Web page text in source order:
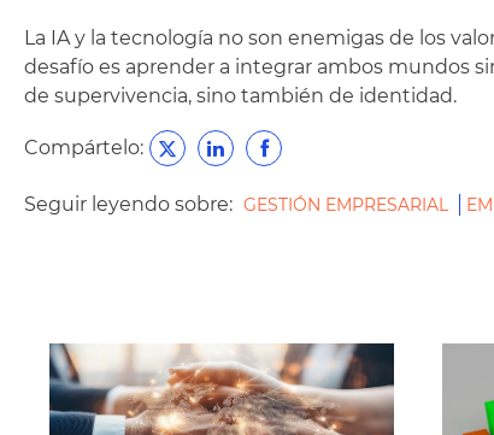
La IA y la tecnología no son enemigas de los
desafío es aprender a integrar ambos mundos
de supervivencia, sino también de identidad.
Compártelo:
Seguir leyendo sobre: GESTIÓN EMPRESARIAL